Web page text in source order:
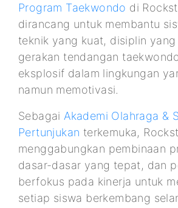
Program Taekwondo di
dirancang untuk membantu
teknik yang kuat, disiplin
gerakan tendangan
eksplosif dalam lingkungan
namun memotivasi.
Sebagai Akademi Olahraga &
Pertunjukan terkemuka,
menggabungkan pembinaan
dasar-dasar yang tepat, dan
berfokus pada kinerja untuk
setiap siswa berkembang